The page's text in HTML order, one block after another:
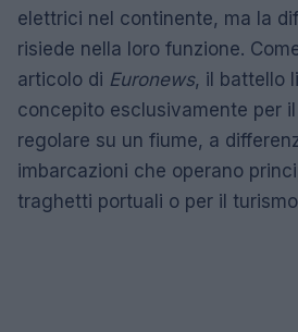
elettrici nel continente, ma la
risiede nella loro funzione.
articolo di Euronews, il battello
concepito esclusivamente per
regolare su un fiume, a
imbarcazioni che operano
traghetti portuali o per il